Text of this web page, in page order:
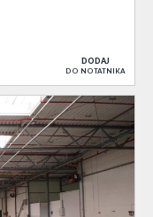
DODAJ
DO NOTATNIKA